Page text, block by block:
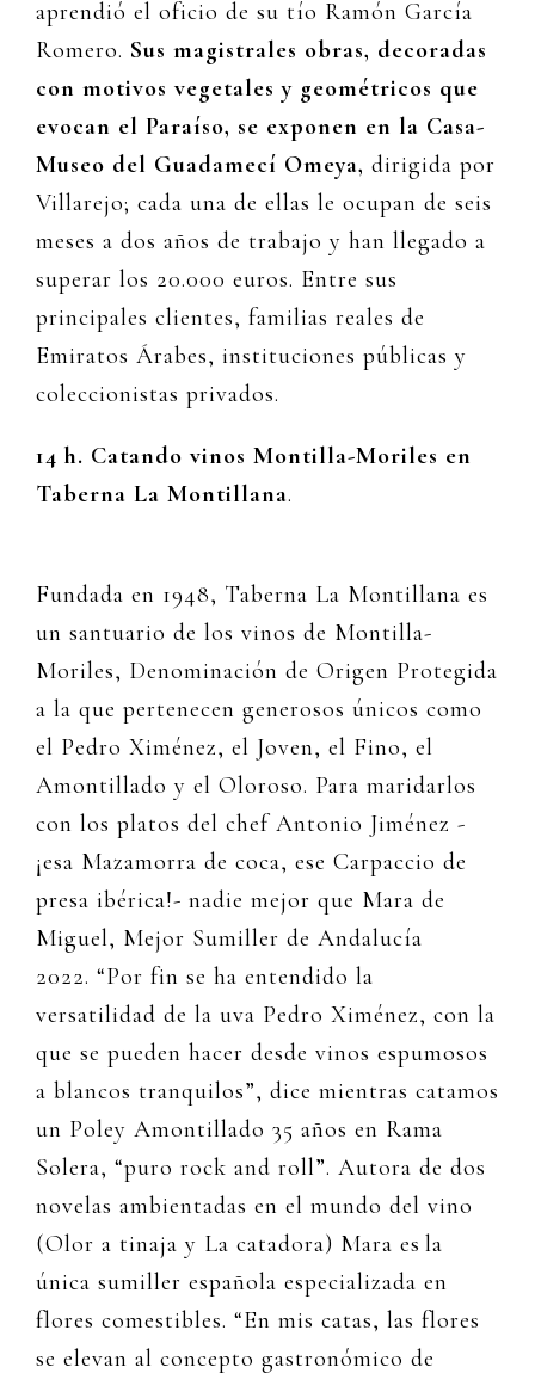
aprendió el oficio de su tío Ramón García
Romero. Sus magistrales obras, decoradas
con motivos vegetales y geométricos que
evocan el Paraíso, se exponen en la Casa-
Museo del Guadamecí Omeya, dirigida por
Villarejo; cada una de ellas le ocupan de seis
meses a dos años de trabajo y han llegado a
superar los 20.000 euros. Entre sus
principales clientes, familias reales de
Emiratos Árabes, instituciones públicas y
coleccionistas privados.
14 h. Catando vinos Montilla-Moriles en
Taberna La Montillana.
Fundada en 1948, Taberna La Montillana es
un santuario de los vinos de Montilla-
Moriles, Denominación de Origen Protegida
a la que pertenecen generosos únicos como
el Pedro Ximénez, el Joven, el Fino, el
Amontillado y el Oloroso. Para maridarlos
con los platos del chef Antonio Jiménez -
¡esa Mazamorra de coca, ese Carpaccio de
presa ibérica!- nadie mejor que Mara de
Miguel, Mejor Sumiller de Andalucía
2022. “Por fin se ha entendido la
versatilidad de la uva Pedro Ximénez, con la
que se pueden hacer desde vinos espumosos
a blancos tranquilos”, dice mientras catamos
un Poley Amontillado 35 años en Rama
Solera, “puro rock and roll”. Autora de dos
novelas ambientadas en el mundo del vino
(Olor a tinaja y La catadora) Mara es la
única sumiller española especializada en
flores comestibles. “En mis catas, las flores
se elevan al concepto gastronómico de